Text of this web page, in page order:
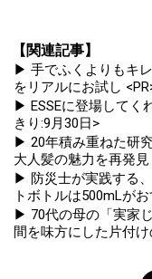
【関連記事】
▶ 手でふくよりもキ
をリアルにお試し
▶ ESSEに登場してく
きり:9月30日>
▶ 20年積み重ねた研
大人髪の魅力を再発見
▶ 防災士が実践する
トボトルは500mLが
▶ 70代の母の「実家
間を味方にした片付